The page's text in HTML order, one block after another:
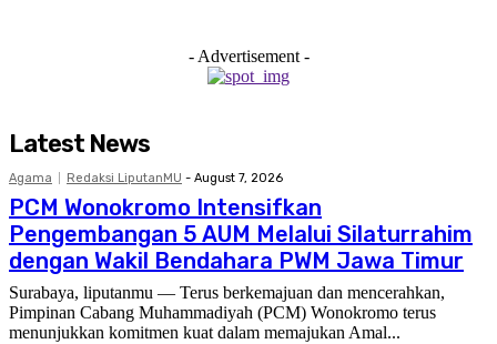
- Advertisement -
Latest News
Agama Redaksi LiputanMU - August 7, 2026
PCM Wonokromo Intensifkan
Pengembangan 5 AUM Melalui Silaturrahim
dengan Wakil Bendahara PWM Jawa Timur
Surabaya, liputanmu — Terus berkemajuan dan mencerahkan,
Pimpinan Cabang Muhammadiyah (PCM) Wonokromo terus
menunjukkan komitmen kuat dalam memajukan Amal...